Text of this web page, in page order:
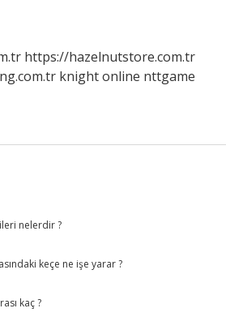
https://hazelnutstore.com.tr
knight online nttgame
nelerdir ?
keçe ne işe yarar ?
kaç ?